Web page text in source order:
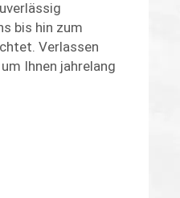
bis hin zum
Verlassen
Ihnen jahrelang